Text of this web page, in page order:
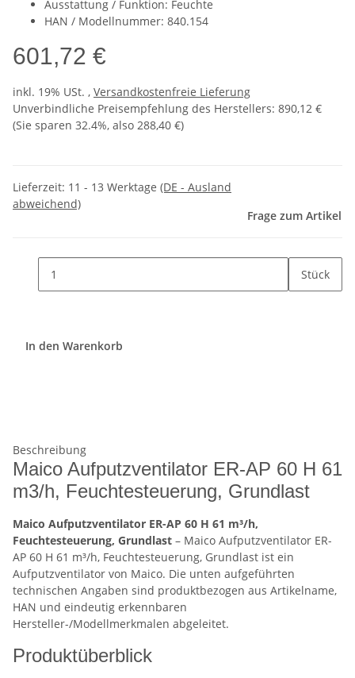
Ausstattung / Funktion: Feuchte
HAN / Modellnummer: 840.154
601,72 €
inkl. 19% USt. , Versandkostenfreie Lieferung
Unverbindliche Preisempfehlung des Herstellers: 890,12 €
(Sie sparen 32.4%, also 288,40 €)
Lieferzeit: 11 - 13 Werktage (DE - Ausland
abweichend)
Frage zum Artikel
Stück
In den Warenkorb
Beschreibung
Maico Aufputzventilator ER-AP 60 H 61
m3/h, Feuchtesteuerung, Grundlast
Maico Aufputzventilator ER-AP 60 H 61 m³/h,
Feuchtesteuerung, Grundlast – Maico Aufputzventilator ER-
AP 60 H 61 m³/h, Feuchtesteuerung, Grundlast ist ein
Aufputzventilator von Maico. Die unten aufgeführten
technischen Angaben sind produktbezogen aus Artikelname,
HAN und eindeutig erkennbaren
Hersteller-/Modellmerkmalen abgeleitet.
Produktüberblick